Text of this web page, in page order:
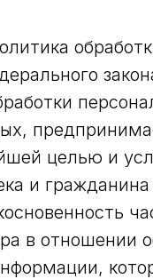
целью и
и
в отношении